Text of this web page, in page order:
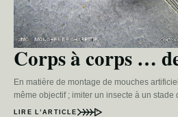
Corps à corps …
En matière de montage de mouches
même objectif ; imiter un insecte à un
LIRE L’ARTICLE